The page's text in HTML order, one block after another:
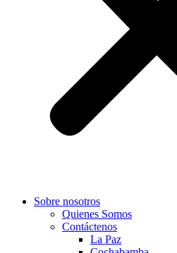
Sobre nosotros
Quienes Somos
Contáctenos
La Paz